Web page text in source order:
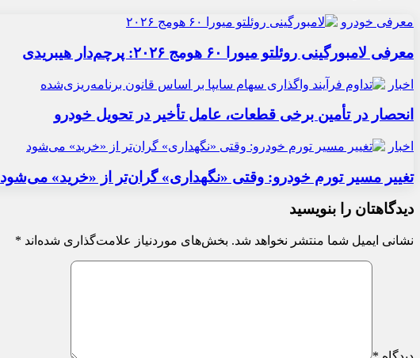
معرفی خودرو
معرفی لامبورگینی روئلتو میورا ۶۰ هومج ۲۰۲۶: پرچم‌دار هیبریدی
اخبار
انحصار در تأمین برخی قطعات، عامل تأخیر در تحویل خودرو
اخبار
تغییر مسیر تورم خودرو: وقتی «نگهداری» گران‌تر از «خرید» می‌شود
دیدگاهتان را بنویسید
نشانی ایمیل شما منتشر نخواهد شد. بخش‌های موردنیاز علامت‌گذاری شده‌اند *